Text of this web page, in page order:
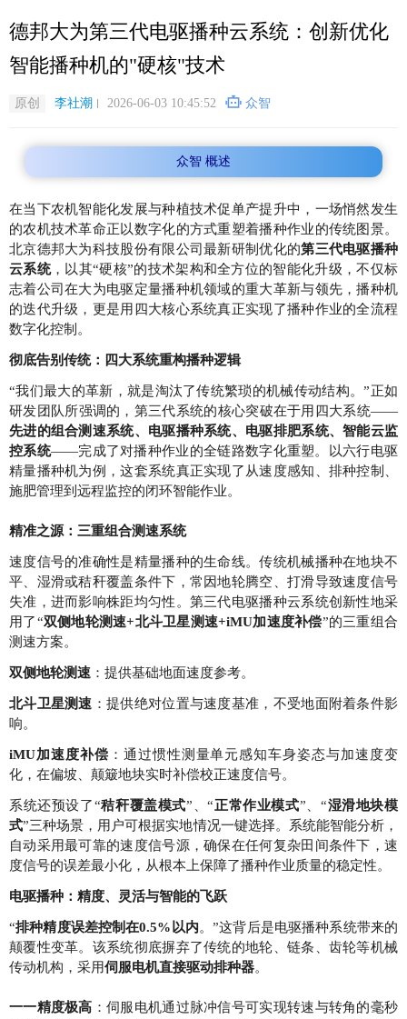
转
到
主
内
德邦大为第三代电驱播种云系统：创新优化
智能播种机的"硬核"技术
原创 李社潮 2026-06-03 10:45:52 众智
众智 概述
在当下农机智能化发展与种植技术促单产提升中，一场悄然发生
的农机技术革命正以数字化的方式重塑着播种作业的传统图景。
北京德邦大为科技股份有限公司最新研制优化的第三代电驱播种
云系统，以其“硬核”的技术架构和全方位的智能化升级，不仅标
志着公司在大为电驱定量播种机领域的重大革新与领先，播种机
的迭代升级，更是用四大核心系统真正实现了播种作业的全流程
数字化控制。
彻底告别传统：四大系统重构播种逻辑
“我们最大的革新，就是淘汰了传统繁琐的机械传动结构。”正如
研发团队所强调的，第三代系统的核心突破在于用四大系统——
先进的组合测速系统、电驱播种系统、电驱排肥系统、智能云监
控系统——完成了对播种作业的全链路数字化重塑。以六行电驱
精量播种机为例，这套系统真正实现了从速度感知、排种控制、
施肥管理到远程监控的闭环智能作业。
精准之源：三重组合测速系统
速度信号的准确性是精量播种的生命线。传统机械播种在地块不
平、湿滑或秸秆覆盖条件下，常因地轮腾空、打滑导致速度信号
失准，进而影响株距均匀性。第三代电驱播种云系统创新性地采
用了“双侧地轮测速+北斗卫星测速+iMU加速度补偿”的三重组合
测速方案。
双侧地轮测速 ：提供基础地面速度参考。
北斗卫星测速 ：提供绝对位置与速度基准，不受地面附着条件影
响。
iMU加速度补偿 ：通过惯性测量单元感知车身姿态与加速度变
化，在偏坡、颠簸地块实时补偿校正速度信号。
系统还预设了“秸秆覆盖模式”、“正常作业模式”、“湿滑地块模
式”三种场景，用户可根据实地情况一键选择。系统能智能分析，
自动采用最可靠的速度信号源，确保在任何复杂田间条件下，速
度信号的误差最小化，从根本上保障了播种作业质量的稳定性。
电驱播种：精度、灵活与智能的飞跃
“排种精度误差控制在0.5%以内。”这背后是电驱播种系统带来的
颠覆性变革。该系统彻底摒弃了传统的地轮、链条、齿轮等机械
传动机构，采用伺服电机直接驱动排种器。
一一精度极高 ：伺服电机通过脉冲信号可实现转速与转角的毫秒